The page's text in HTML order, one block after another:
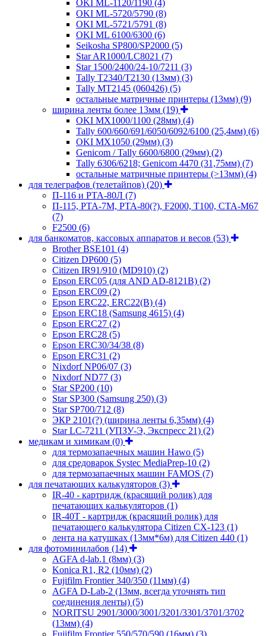
OKI ML-1120/1190 (4)
OKI ML-5720/5790 (8)
OKI ML-5721/5791 (8)
OKI ML 6100/6300 (6)
Seikosha SP800/SP2000 (5)
Star AR1000/LC8021 (7)
Star 1500/2400/24-10/7211 (3)
Tally T2340/T2130 (13мм) (3)
Tally MT2145 (060426) (5)
остальные матричные принтеры (13мм) (9)
ширина ленты более 13мм (19)
OKI MX1000/1100 (28мм) (4)
Tally 600/660/691/6050/6092/6100 (25,4мм) (6)
OKI MX1050 (29мм) (3)
Genicom / Tally 6600/6800 (29мм) (2)
Tally 6306/6218; Genicom 4470 (31,75мм) (7)
остальные матричные принтеры (>13мм) (4)
для телеграфов (телетайпов) (20)
П-116 и РТА-80Л (7)
П-115, РТА-7М, РТА-80(?), F2000, T100, СТА-М67
(7)
F2500 (6)
для банкоматов, кассовых аппаратов и весов (53)
Brother BSE101 (4)
Citizen DP600 (5)
Citizen IR91/910 (MD910) (2)
Epson ERC05 (для AND AD-8121B) (2)
Epson ERC09 (2)
Epson ERC22, ERC22(B) (4)
Epson ERC18 (Samsung 4615) (4)
Epson ERC27 (2)
Epson ERC28 (5)
Epson ERC30/34/38 (8)
Epson ERC31 (2)
Nixdorf NP06/07 (3)
Nixdorf ND77 (3)
Star SP200 (10)
Star SP300 (Samsung 250) (3)
Star SP700/712 (8)
ЭКР 2101(?) (ширина ленты 6,35мм) (4)
Star LC-7211 (УПЗУ-Э, Экспресс 21) (2)
медикам и химикам (0)
для термозапаечных машин Hawo (5)
для средоварок Systec MediaPrep-10 (2)
для термозапаечных машин FAMOS (7)
для печатающих калькуляторов (3)
IR-40 - картридж (красящий ролик) для
печатающих калькуляторов (1)
IR-40T - картридж (красящий ролик) для
печатающего калькулятора Citizen CX-123 (1)
лента на катушках (13мм*6м) для Citizen 440 (1)
для фотоминилабов (14)
AGFA d-lab.1 (8мм) (3)
Konica R1, R2 (10мм) (2)
Fujifilm Frontier 340/350 (11мм) (4)
AGFA D-Lab-2 (13мм, всегда уточнять тип
соединения ленты) (5)
NORITSU 2901/3000/3001/3201/3301/3701/3702
(13мм) (4)
Fujifilm Frontier 550/570/590 (16мм) (3)